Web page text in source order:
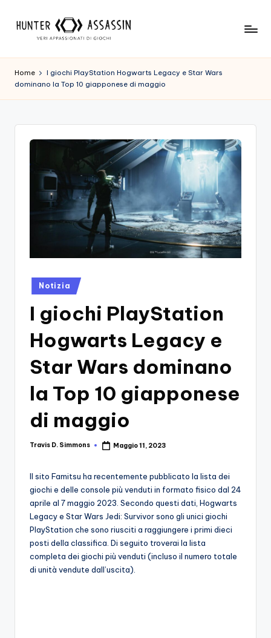
Skip
u
n
e
Nostro
Giochi,
Dettagliate,
Notizie
Mondo
Giochi.
Home
I giochi PlayStation Hogwarts Legacy e Star Wars
dominano la Top 10 giapponese di maggio
Posted
in
Notizia
I giochi PlayStation
Hogwarts Legacy e
Star Wars dominano
la Top 10 giapponese
di maggio
Posted
Travis D. Simmons Maggio 11, 2023
Il sito Famitsu ha recentemente pubblicato la lista dei
giochi e delle console più venduti in formato fisico dal 24
aprile al 7 maggio 2023. Secondo questi dati, Hogwarts
Legacy e Star Wars Jedi: Survivor sono gli unici giochi
PlayStation che sono riusciti a raggiungere i primi dieci
posti della classifica. Di seguito troverai la lista
completa dei giochi più venduti (incluso il numero totale
di unità vendute dall’uscita).